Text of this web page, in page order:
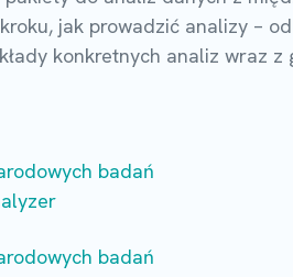
jak prowadzić analizy –
konkretnych analiz wraz
badań
badań